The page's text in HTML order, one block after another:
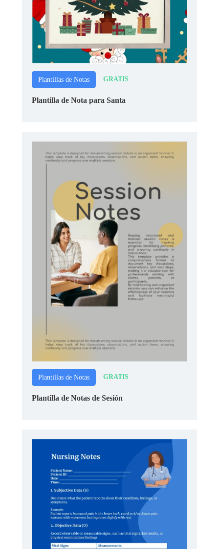
Plantillas de Notas GRATIS
Plantilla de Nota para Santa
Plantillas de Notas GRATIS
Plantilla de Notas de Sesión